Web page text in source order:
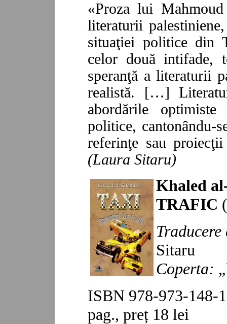
«Proza lui
literaturii
situaţiei politice din
celor două intifade,
speranţă a literaturii
realistă. […] L
abordările
politice,
referinţe sau
(Laura Sitaru)
Khaled
TRAFIC
Sitaru
Coperta:
ISBN 978-973-148-
pag., preț 18 lei